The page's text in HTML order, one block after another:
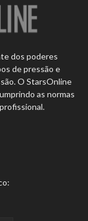
dos poderes
de pressão e
O StarsOnline
as normas